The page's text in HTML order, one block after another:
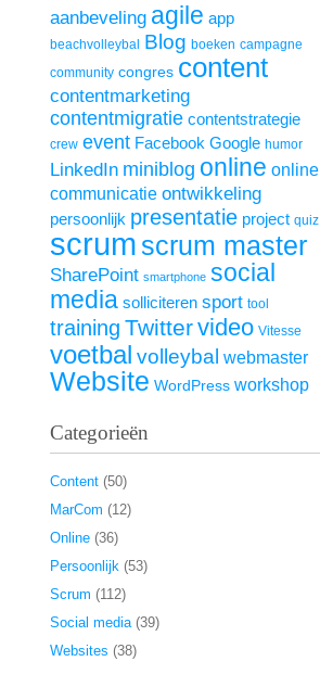
aanbeveling agile app
beachvolleybal Blog boeken campagne
community congres content
contentmarketing
contentmigratie contentstrategie
crew event Facebook Google humor
LinkedIn miniblog online online
communicatie ontwikkeling
persoonlijk presentatie project quiz
scrum scrum master
SharePoint smartphone social
media solliciteren sport tool
training Twittervideo Vitesse
voetbal volleybal webmaster
Website WordPress workshop
Categorieën
Content (50)
MarCom (12)
Online (36)
Persoonlijk (53)
Scrum (112)
Social media(39)
Websites (38)